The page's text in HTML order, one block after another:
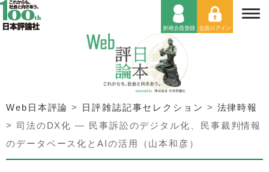
Web日本評論 > 日評雑誌記事セレクション > 法律時報
> 司法のDX化 — 民事訴訟のデジタル化、民事裁判情報
のデータベース化とAIの活用（山本和彦）